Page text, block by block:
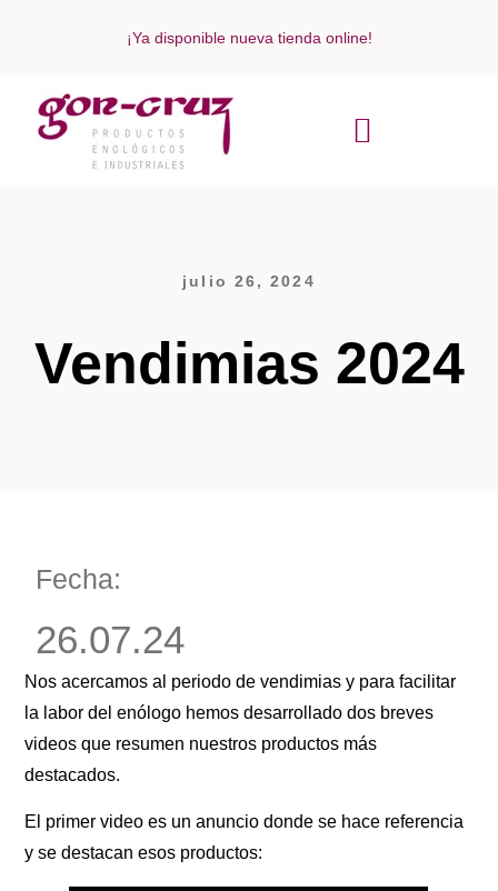
¡Ya disponible nueva tienda online!
julio 26, 2024
Vendimias 2024
Fecha:
26.07.24
Nos acercamos al periodo de vendimias y para facilitar
la labor del enólogo hemos desarrollado dos breves
videos que resumen nuestros productos más
destacados.
El primer video es un anuncio donde se hace referencia
y se destacan esos productos: